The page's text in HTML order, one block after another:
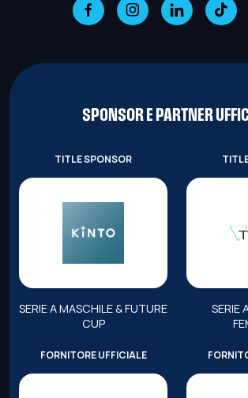
SPONSOR E PARTNER
TITLE SPONSOR
SERIE A MASCHILE & FUTURE
CUP
SERIE
FORNITORE UFFICIALE